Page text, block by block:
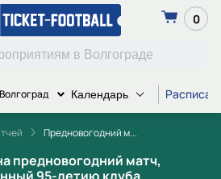
0
Волгоград Календарь
Предновогодний м...
предновогодний матч,